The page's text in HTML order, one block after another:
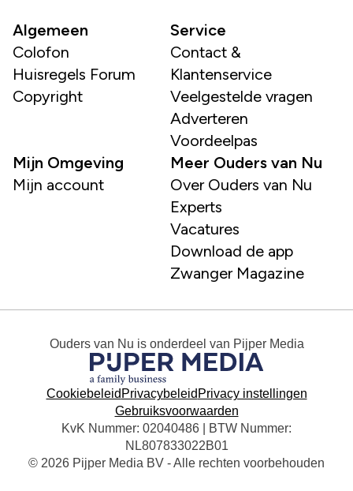
Algemeen
Colofon
Huisregels Forum
Copyright
Service
Contact &
Klantenservice
Veelgestelde vragen
Adverteren
Voordeelpas
Mijn Omgeving
Mijn account
Meer Ouders van Nu
Over Ouders van Nu
Experts
Vacatures
Download de app
Zwanger Magazine
Ouders van Nu is onderdeel van Pijper Media
Cookiebeleid Privacybeleid Privacy instellingen
Gebruiksvoorwaarden
KvK Nummer: 02040486 | BTW Nummer:
NL807833022B01
© 2026 Pijper Media BV - Alle rechten voorbehouden